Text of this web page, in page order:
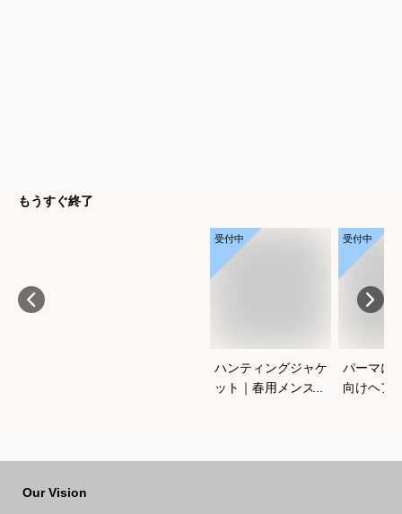
もうすぐ終了
受付中
ハンティングジャケ
ット｜春用メンズ向
受付中
パーマに
向けヘア
Our Vision